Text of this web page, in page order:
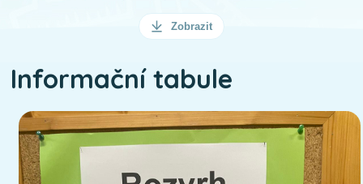
Zobrazit
Informační tabule